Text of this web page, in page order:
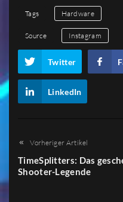
Tags Hardware
Source Instagram
Twitter
LinkedIn
Vorheriger Artikel
TimeSplitters: Das
Shooter-Legende